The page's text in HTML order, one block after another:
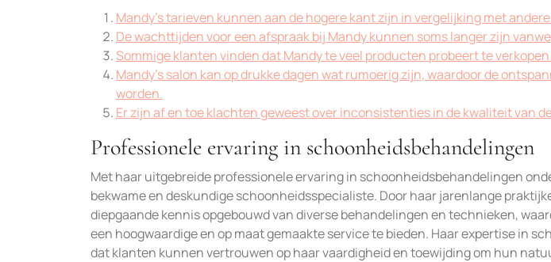
Mandy’s tarieven kunnen aan de hogere kant zijn in vergelijking met
De wachttijden voor een afspraak bij Mandy kunnen soms langer zijn
Sommige klanten vinden dat Mandy te veel producten probeert te
Mandy’s salon kan op drukke dagen wat rumoerig zijn, waardoor de
worden.
Er zijn af en toe klachten geweest over inconsistenties in de kwaliteit van
Professionele ervaring in schoonheidsbehandelingen
Met haar uitgebreide professionele ervaring in schoonheidsbehandelingen
bekwame en deskundige schoonheidsspecialiste. Door haar jarenlange
diepgaande kennis opgebouwd van diverse behandelingen en technieken,
een hoogwaardige en op maat gemaakte service te bieden. Haar expertise in
dat klanten kunnen vertrouwen op haar vaardigheid en toewijding om hun